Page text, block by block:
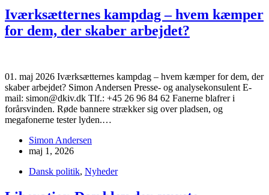
Iværksætternes kampdag – hvem kæmper
for dem, der skaber arbejdet?
01. maj 2026 Iværksætternes kampdag – hvem kæmper for dem, der
skaber arbejdet? Simon Andersen Presse- og analysekonsulent E-
mail: simon@dkiv.dk Tlf.: +45 26 96 84 62 Fanerne blafrer i
forårsvinden. Røde bannere strækker sig over pladsen, og
megafonerne tester lyden.…
Simon Andersen
maj 1, 2026
Dansk politik, Nyheder